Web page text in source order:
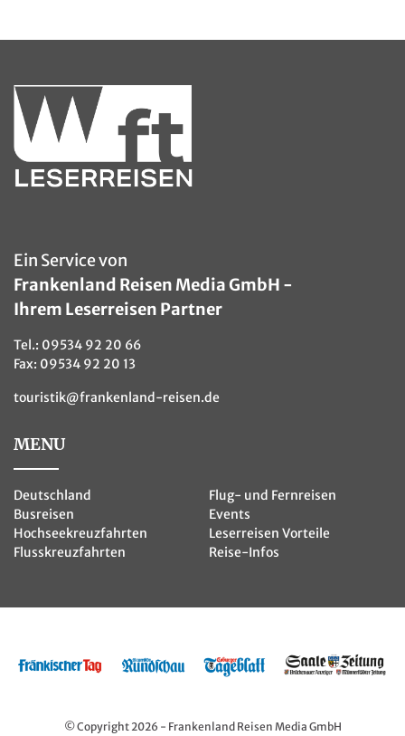
Ein Service von
Frankenland Reisen Media GmbH -
Ihrem Leserreisen Partner
Tel.: 09534 92 20 66
Fax: 09534 92 20 13
touristik@frankenland-reisen.de
MENU
Deutschland
Busreisen
Hochseekreuzfahrten
Flusskreuzfahrten
Flug- und Fernreisen
Events
Leserreisen Vorteile
Reise-Infos
© Copyright 2026 - Frankenland Reisen Media GmbH